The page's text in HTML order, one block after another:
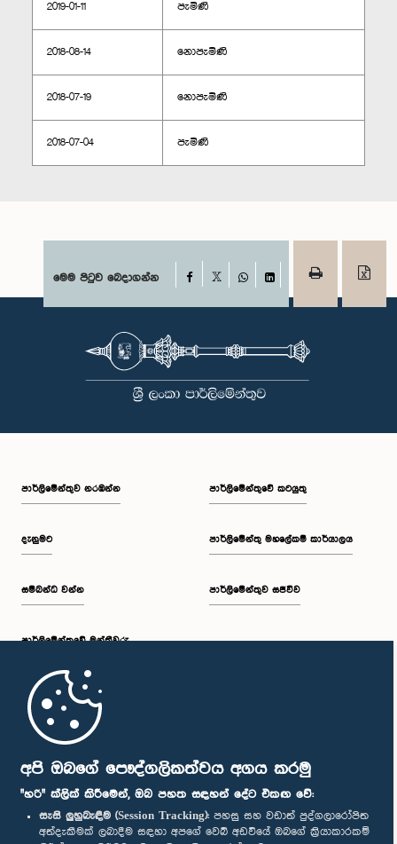
අපි ඔබගේ පෞද්ගලිකත්වය අගය කරමු
"හරි" ක්ලික් කිරීමෙන්, ඔබ පහත සඳහන් දේට එකඟ වේ:
සැසි ලුහුබැඳීම (Session Tracking): පහසු සහ වඩාත් පුද්ගලාරෝපිත
අත්දැකීමක් ලබාදීම සඳහා අපගේ වෙබ් අඩවියේ ඔබගේ ක්‍රියාකාරකම්
2019-01-11 පැමිණි
2018-08-14 නොපැමිණි
2018-07-19 නොපැමිණි
2018-07-04 පැමිණි
මෙම පිටුව බෙදාගන්න Facebook
WhatsAppLinkedIn
පාර්ලි‌මේන්තුව නරඹන්න
දැනුමට
සම්බන්ධ වන්න
පාර්ලි‌මේන්තුවේ මන්ත්‍රීවරු
මුල් පිටුව
පාර්ලිමේන්තුවේ කටයුතු
පාර්ලිමේන්තු මහලේකම් කාර්යාලය
පාර්ලිමේන්තුව සජීවීව
පාර්ලිමේන්තු ජංගම යෙදුම